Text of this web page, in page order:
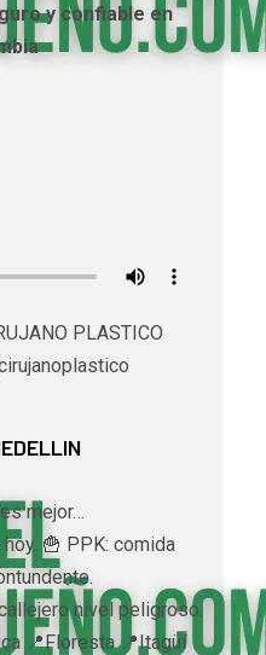
y confiable en
PLASTICO
mejor…
🍟 PPK: comida
nivel peligroso.
📍Floresta 📍Itagüí